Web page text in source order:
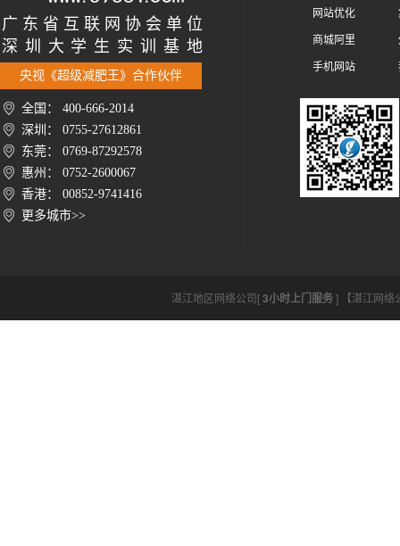
广 东 省 互 联 网 协 会 单 位
深 圳 大 学 生 实 训 基 地
央视《超级减肥王》合作伙伴
全国： 400-666-2014
深圳： 0755-27612861
东莞： 0769-87292578
惠州： 0752-2600067
香港： 00852-9741416
更多城市>>
网站优化
商城阿里
手机网站
湛江地区网络公司[3小时上门服务] 【湛江网